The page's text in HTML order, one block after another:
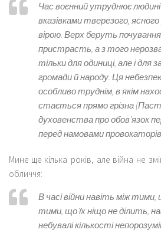
Час воєнний утруднює
вказівками тверезого,
вірою. Верх беруть
пристрасть, а з того
тільки для одиниці, але і для
громади й народу. Ця
особливо труднім, в якім
стається прямо грізна
духовенства про обов’язок
перед намовами
Мине ще кілька років, але війна не
обличчя:
В часі війни навіть між
тими, що їх ніщо не ділить,
небувалі кількості не­